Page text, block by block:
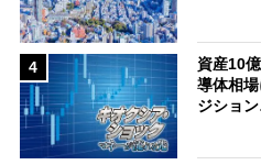
4
資産10
導体相
ジショ